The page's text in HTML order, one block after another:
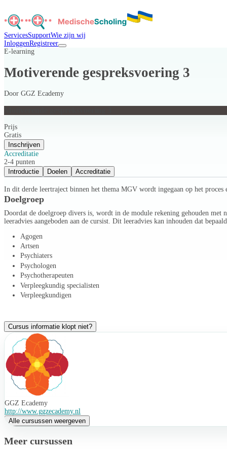
ServicesSupportWie zijn wij
InloggenRegistreer
E-learning
Motiverende gespreksvoering 3
Door GGZ Ecademy
Prijs
Gratis
Inschrijven
Accreditatie
2-4 punten
Introductie
Doelen Accreditatie
In dit derde leertraject binnen het thema MGV wordt ingegaan op het proces
Doelgroep
Doordat de doelgroep divers is, wordt in de module rekening gehouden met
leeradvies aangeboden aan de cursist. Dit leeradvies kan inhouden dat
Agogen
Artsen
Psychiaters
Psychologen
Psychotherapeuten
Verpleegkundig specialisten
Verpleegkundigen
Cursus informatie klopt niet?
GGZ Ecademy
http://www.ggzecademy.nl
Alle cursussen weergeven
Meer cursussen